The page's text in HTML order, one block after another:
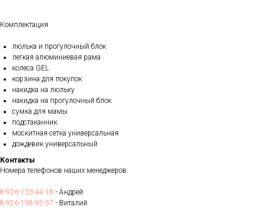
Комплектация
люлька и прогулочный блок
легкая алюминиевая рама
колеса GEL
корзина для покупок
накидка на люльку
накидка на прогулочный блок
сумка для мамы
подстаканник
москитная сетка универсальная
дождевик универсальный
Контакты
Номера телефонов наших менеджеров:
8-926-133-44-18 - Андрей
8-926-198-95-57 - Виталий